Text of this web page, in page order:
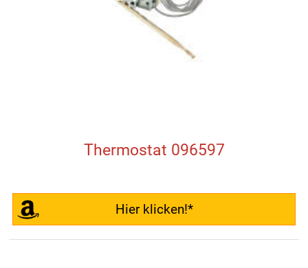
Thermostat 096597
Hier klicken!*